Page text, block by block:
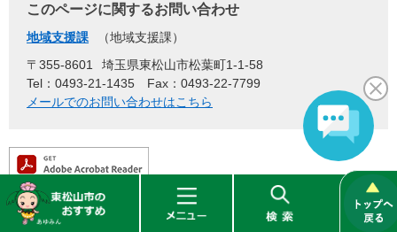
松
このページに関するお問い合わせ
地域支援課
地域支援課
〒355-8601
埼玉県東松山市松葉町1-1-58
Tel：0493-21-1435
Fax：0493-22-7799
メールでのお問い合わせはこちら
PDF形式のファイルをご覧いただく場合には、Adobe社が提供するAdobe Rea
derが必要です。